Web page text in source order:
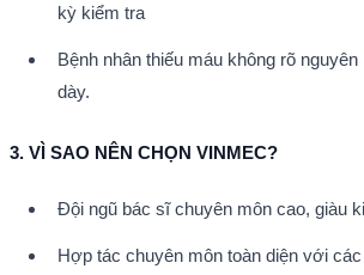
kỳ kiểm tra
Bệnh nhân thiếu máu không rõ
dày.
3. VÌ SAO NÊN CHỌN VINMEC?
Đội ngũ bác sĩ chuyên môn cao, giàu
Hợp tác chuyên môn toàn diện với